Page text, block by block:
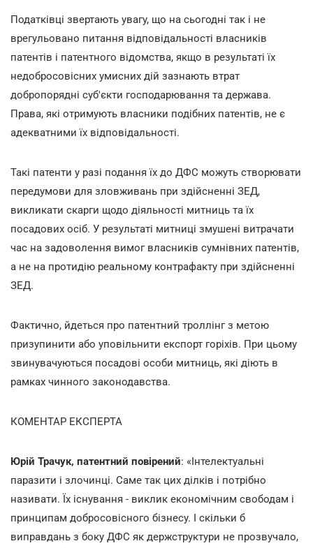
Податківці звертають увагу, що на сьогодні так і не
врегульовано питання відповідальності власників
патентів і патентного відомства, якщо в результаті їх
недобросовісних умисних дій зазнають втрат
добропорядні суб'єкти господарювання та держава.
Права, які отримують власники подібних патентів, не є
адекватними їх відповідальності.
Такі патенти у разі подання їх до ДФС можуть створювати
передумови для зловживань при здійсненні ЗЕД,
викликати скарги щодо діяльності митниць та їх
посадових осіб. У результаті митниці змушені витрачати
час на задоволення вимог власників сумнівних патентів,
а не на протидію реальному контрафакту при здійсненні
ЗЕД.
Фактично, йдеться про патентний троллінг з метою
призупинити або уповільнити експорт горіхів. При цьому
звинувачуються посадові особи митниць, які діють в
рамках чинного законодавства.
КОМЕНТАР ЕКСПЕРТА
Юрій Трачук, патентний повірений: «Інтелектуальні
паразити і злочинці. Саме так цих ділків і потрібно
називати. Їх існування - виклик економічним свободам і
принципам добросовісного бізнесу. І скільки б
виправдань з боку ДФС як держструктури не прозвучало,